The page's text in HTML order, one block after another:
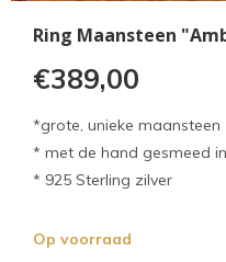
Ring Maansteen
€389,00
*grote, unieke maansteen
* met de hand gesmeed
* 925 Sterling zilver
Op voorraad